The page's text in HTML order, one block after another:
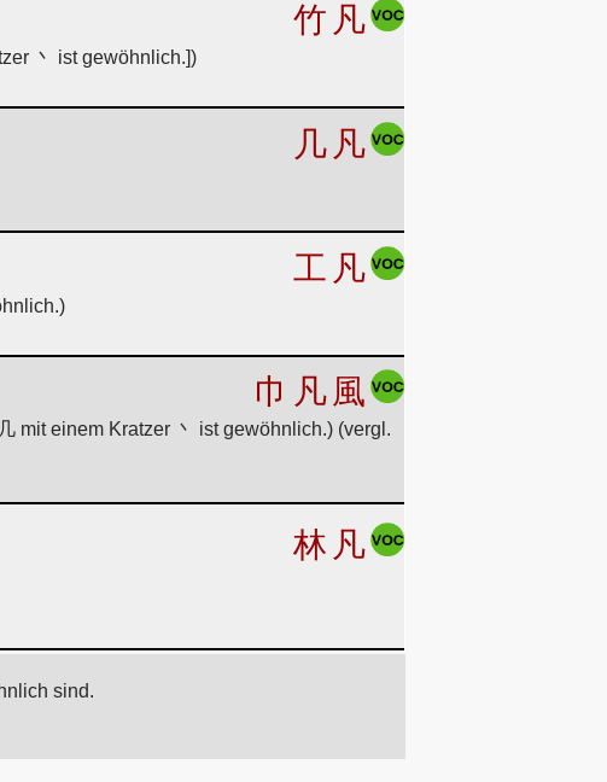
竹 凡
丶 ist gewöhnlich.])
几 凡
工 凡
巾 凡 風
mit einem Kratzer 丶 ist gewöhnlich.) (vergl.
林 凡
sind.